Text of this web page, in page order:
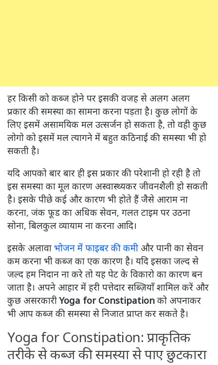
हर किसी को कब्ज होने पर इसकी वजह से अलग अलग
प्रकार की समस्या का सामना करना पड़ता है। कुछ लोगों के
लिए इसमें असामयिक मल उत्सर्जन हो सकता है, तो वही कुछ
लोगो को इसमें मल त्यागने में बहुत कठिनाई की समस्या भी हो
सकती है।
यदि आपको बार बार ही इस प्रकार की परेशानी हो रही है तो
इस समस्या का मूल कारण अस्वास्थ्यकर जीवनशैली हो सकती
है। इसके पीछे कई और कारण भी होते हैं जैसे आराम ना
करना, जंक फूड का अधिक सेवन, गलत टाइम पर उठना
सोना, बिलकुल व्यायाम ना करना आदि।
इसके अलावा भोजन में फाइबर की कमी और पानी का सेवन
कम करना भी कब्ज का एक कारण है। यदि इसका जल्द से
जल्द हम निदान ना करे तो यह पेट के विकारो का कारण बन
जाता है। अपने आहार में हरी पत्तेदार सब्ज़ियाँ शामिल करें और
कुछ असरकारीYoga for Constipation को अपनाकर
भी आप कब्ज की समस्या से निजात प्राप्त कर सकते है।
Yoga for Constipation: प्राकृतिक
तरीके से कब्ज की समस्या से पाए छुटकारा